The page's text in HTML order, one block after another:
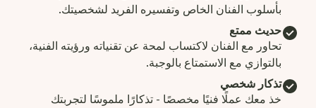
بأسلوب الفنان الخاص وتفسيره الفريد لشخصيتك.
حديث ممتع
تحاور مع الفنان لاكتساب لمحة عن تقنياته ورؤيته الفنية،
بالتوازي مع الاستمتاع بالوجبة.
تذكار شخصي
خذ معك عملًا فنيًا مخصصًا - تذكارًا ملموسًا لتجربتك